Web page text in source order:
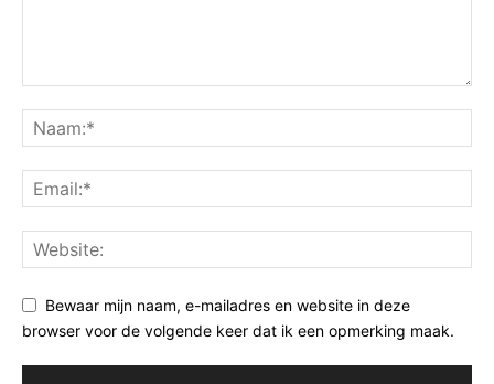
Bewaar mijn naam, e-mailadres en website in deze
browser voor de volgende keer dat ik een opmerking maak.